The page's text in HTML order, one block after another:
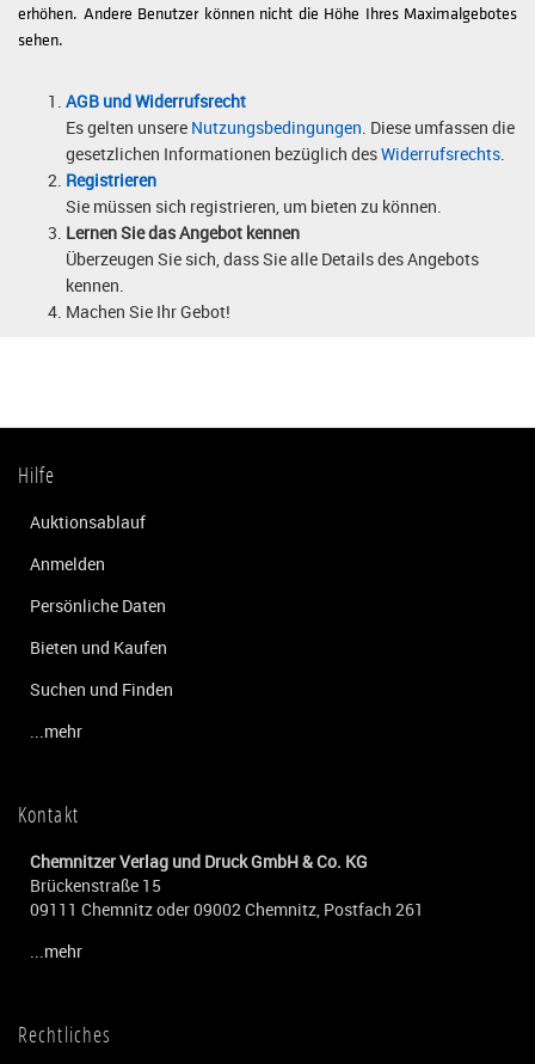
erhöhen. Andere Benutzer können nicht die Höhe Ihres Maximalgebotes
sehen.
AGB und Widerrufsrecht
Es gelten unsere Nutzungsbedingungen. Diese umfassen die
gesetzlichen Informationen bezüglich desWiderrufsrechts.
Registrieren
Sie müssen sich registrieren, um bieten zu können.
Lernen Sie das Angebot kennen
Überzeugen Sie sich, dass Sie alle Details des Angebots
kennen.
Machen Sie Ihr Gebot!
Hilfe
Auktionsablauf
Anmelden
Persönliche Daten
Bieten und Kaufen
Suchen und Finden
...mehr
Kontakt
Chemnitzer Verlag und Druck GmbH & Co. KG
Brückenstraße 15
09111 Chemnitz oder 09002 Chemnitz, Postfach 261
...mehr
Rechtliches